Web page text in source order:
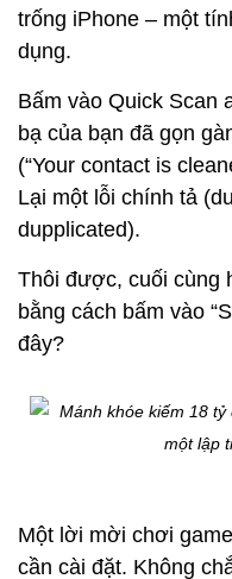
trống iPhone – một
dụng.
Bấm vào Quick Scan
bạ của bạn đã gọn
(“Your contact is
Lại một lỗi chính tả
dupplicated).
Thôi được, cuối cùng
bằng cách bấm vào
đây?
Một lời mời chơi
cần cài đặt. Không